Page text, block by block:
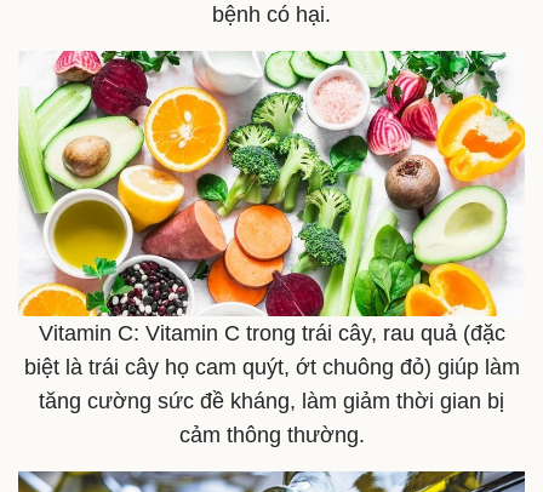
Kinh tế
Bất động sản
Khởi nghiệp
Thị trường
Giá vàng
Tiêu dùng
Tỷ giá
Chứng khoán
Giá cà phê
bệnh có hại.
Vitamin C: Vitamin C trong trái cây, rau quả (đặc
biệt là trái cây họ cam quýt, ớt chuông đỏ) giúp làm
tăng cường sức đề kháng, làm giảm thời gian bị
cảm thông thường.